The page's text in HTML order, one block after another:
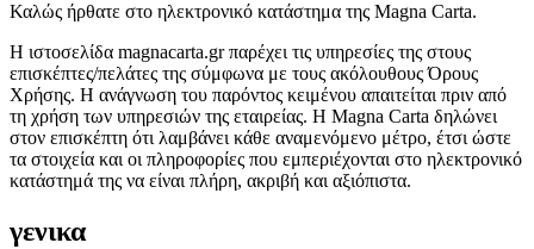
Καλώς ήρθατε στο ηλεκτρονικό κατάστημα της Magna Carta.
Η ιστοσελίδα magnacarta.gr παρέχει τις υπηρεσίες της στους
επισκέπτες/πελάτες της σύμφωνα με τους ακόλουθους Όρους
Χρήσης. Η ανάγνωση του παρόντος κειμένου απαιτείται πριν από
τη χρήση των υπηρεσιών της εταιρείας. Η Magna Carta δηλώνει
στον επισκέπτη ότι λαμβάνει κάθε αναμενόμενο μέτρο, έτσι ώστε
τα στοιχεία και οι πληροφορίες που εμπεριέχονται στο ηλεκτρονικό
κατάστημά της να είναι πλήρη, ακριβή και αξιόπιστα.
γενικα